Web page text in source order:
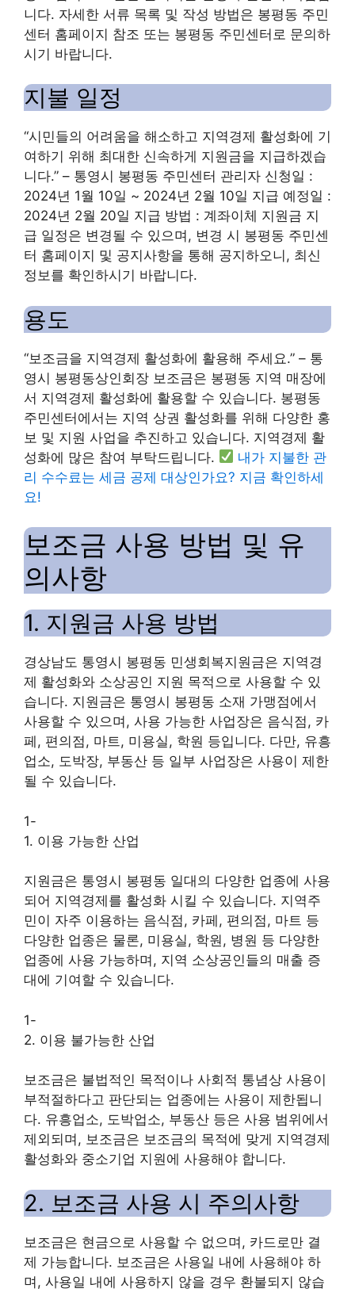
니다. 자세한 서류 목록 및 작성 방법은 봉평동 주민
센터 홈페이지 참조 또는 봉평동 주민센터로 문의하
시기 바랍니다.
지불 일정
“시민들의 어려움을 해소하고 지역경제 활성화에 기
여하기 위해 최대한 신속하게 지원금을 지급하겠습
니다.” – 통영시 봉평동 주민센터 관리자 신청일 :
2024년 1월 10일 ~ 2024년 2월 10일 지급 예정일 :
2024년 2월 20일 지급 방법 : 계좌이체 지원금 지
급 일정은 변경될 수 있으며, 변경 시 봉평동 주민센
터 홈페이지 및 공지사항을 통해 공지하오니, 최신
정보를 확인하시기 바랍니다.
용도
“보조금을 지역경제 활성화에 활용해 주세요.” – 통
영시 봉평동상인회장 보조금은 봉평동 지역 매장에
서 지역경제 활성화에 활용할 수 있습니다. 봉평동
주민센터에서는 지역 상권 활성화를 위해 다양한 홍
보 및 지원 사업을 추진하고 있습니다. 지역경제 활
성화에 많은 참여 부탁드립니다.
내가 지불한 관
리 수수료는 세금 공제 대상인가요? 지금 확인하세
요!
보조금 사용 방법 및 유
의사항
1. 지원금 사용 방법
경상남도 통영시 봉평동 민생회복지원금은 지역경
제 활성화와 소상공인 지원 목적으로 사용할 수 있
습니다. 지원금은 통영시 봉평동 소재 가맹점에서
사용할 수 있으며, 사용 가능한 사업장은 음식점, 카
페, 편의점, 마트, 미용실, 학원 등입니다. 다만, 유흥
업소, 도박장, 부동산 등 일부 사업장은 사용이 제한
될 수 있습니다.
1-
1. 이용 가능한 산업
지원금은 통영시 봉평동 일대의 다양한 업종에 사용
되어 지역경제를 활성화 시킬 수 있습니다. 지역주
민이 자주 이용하는 음식점, 카페, 편의점, 마트 등
다양한 업종은 물론, 미용실, 학원, 병원 등 다양한
업종에 사용 가능하며, 지역 소상공인들의 매출 증
대에 기여할 수 있습니다.
1-
2. 이용 불가능한 산업
보조금은 불법적인 목적이나 사회적 통념상 사용이
부적절하다고 판단되는 업종에는 사용이 제한됩니
다. 유흥업소, 도박업소, 부동산 등은 사용 범위에서
제외되며, 보조금은 보조금의 목적에 맞게 지역경제
활성화와 중소기업 지원에 사용해야 합니다.
2. 보조금 사용 시 주의사항
보조금은 현금으로 사용할 수 없으며, 카드로만 결
제 가능합니다. 보조금은 사용일 내에 사용해야 하
며, 사용일 내에 사용하지 않을 경우 환불되지 않습